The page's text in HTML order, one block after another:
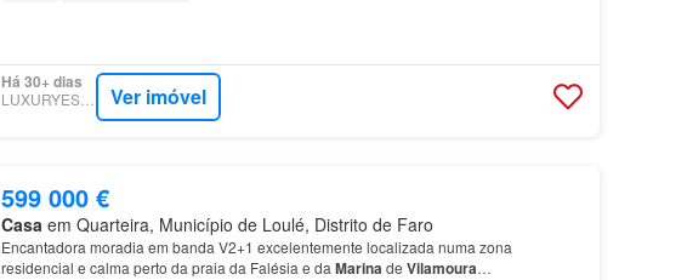
Há 30+ dias
LUXURYESTATE Ver imóvel
599 000 €
Casa em Quarteira, Município de Loulé, Distrito de Faro
Encantadora moradia em banda V2+1 excelentemente localizada numa zona
residencial e calma perto da praia da Falésia e da Marinade Vilamoura…